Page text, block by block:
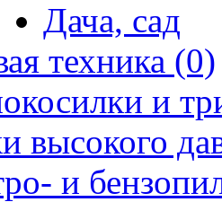
Дача, сад
техника (0)
и
высокого
и